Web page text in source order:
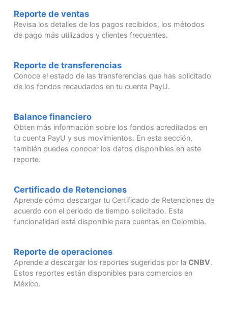
Reporte de ventas
Revisa los detalles de los pagos recibidos, los métodos
de pago más utilizados y clientes frecuentes.
Reporte de transferencias
Conoce el estado de las transferencias que has solicitado
de los fondos recaudados en tu cuenta PayU.
Balance financiero
Obten más información sobre los fondos acreditados en
tu cuenta PayU y sus movimientos. En esta sección,
también puedes conocer los datos disponibles en este
reporte.
Certificado de Retenciones
Aprende cómo descargar tu Certificado de Retenciones de
acuerdo con el periodo de tiempo solicitado. Esta
funcionalidad está disponible para cuentas en Colombia.
Reporte de operaciones
Aprende a descargar los reportes sugeridos por la CNBV.
Estos reportes están disponibles para comercios en
México.